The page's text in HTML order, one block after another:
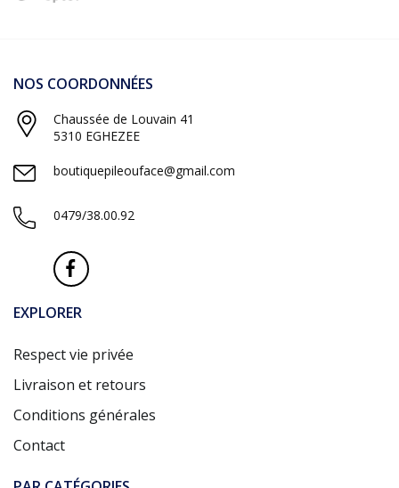
NOS COORDONNÉES
Chaussée de Louvain 41
5310 EGHEZEE
boutiquepileouface@gmail.com
0479/38.00.92
EXPLORER
Respect vie privée
Livraison et retours
Conditions générales
Contact